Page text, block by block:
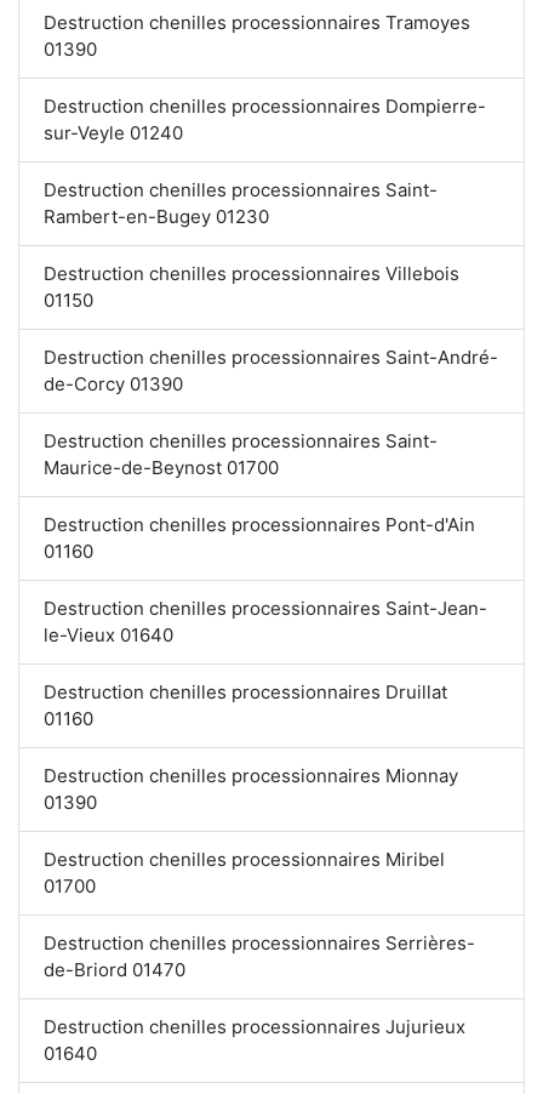
Destruction chenilles processionnaires Tramoyes
01390
Destruction chenilles processionnaires Dompierre-
sur-Veyle 01240
Destruction chenilles processionnaires Saint-
Rambert-en-Bugey 01230
Destruction chenilles processionnaires Villebois
01150
Destruction chenilles processionnaires Saint-André-
de-Corcy 01390
Destruction chenilles processionnaires Saint-
Maurice-de-Beynost 01700
Destruction chenilles processionnaires Pont-d'Ain
01160
Destruction chenilles processionnaires Saint-Jean-
le-Vieux 01640
Destruction chenilles processionnaires Druillat
01160
Destruction chenilles processionnaires Mionnay
01390
Destruction chenilles processionnaires Miribel
01700
Destruction chenilles processionnaires Serrières-
de-Briord 01470
Destruction chenilles processionnaires Jujurieux
01640